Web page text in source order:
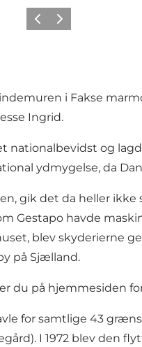
ForrigeNæste
i Fakse
Ingrid.
og
ydmygelse, da
gik det da heller
Gestapo havde
blev skyderierne
på Sjælland.
du på hjemmesiden
for samtlige 43
I 1972 blev den